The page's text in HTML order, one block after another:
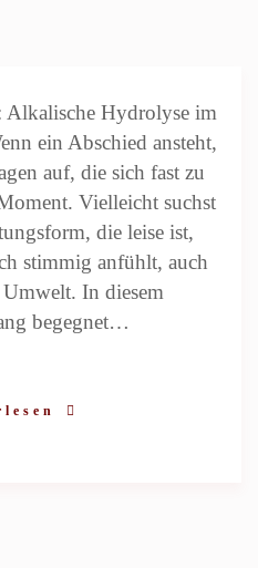
Alkalische Hydrolyse im
ein Abschied ansteht,
auf, die sich fast zu
Vielleicht suchst
die leise ist,
stimmig anfühlt, auch
In diesem
begegnet…